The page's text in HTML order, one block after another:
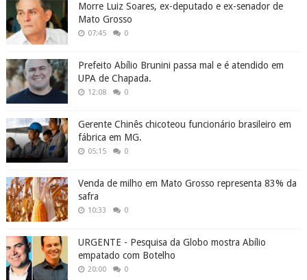
Morre Luiz Soares, ex-deputado e ex-senador de
Mato Grosso
07:45 0
Prefeito Abílio Brunini passa mal e é atendido em
UPA de Chapada.
12:08 0
Gerente Chinês chicoteou funcionário brasileiro em
fábrica em MG.
05:15 0
Venda de milho em Mato Grosso representa 83% da
safra
10:33 0
URGENTE - Pesquisa da Globo mostra Abílio
empatado com Botelho
20:00 0